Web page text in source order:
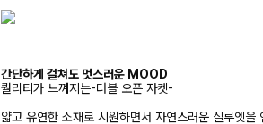
간단하게 걸쳐도 멋스러운 MOOD
퀄리티가 느껴지는-더블 오픈 자켓-
얇고 유연한 소재로 시원하면서 자연스러운 실루엣을